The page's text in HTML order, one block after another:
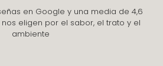
en Google y una media de 4,6
eligen por el sabor, el trato y el
ambiente